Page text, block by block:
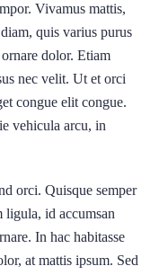
Vivamus mattis,
quis varius purus
dolor. Etiam
nec velit. Ut et orci
congue elit congue.
vehicula arcu, in
orci. Quisque semper
ligula, id accumsan
In hac habitasse
at mattis ipsum. Sed